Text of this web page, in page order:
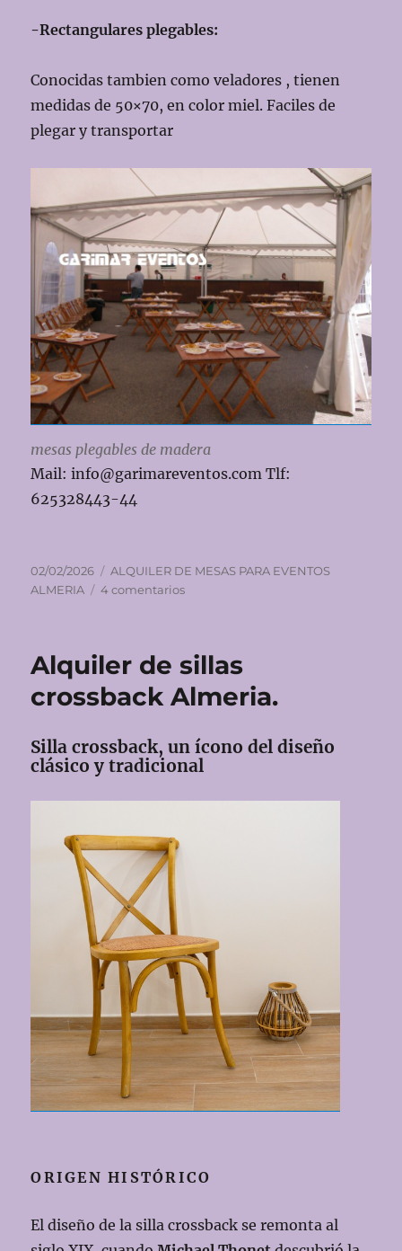
-Rectangulares plegables:
Conocidas tambien como veladores , tienen
medidas de 50×70, en color miel. Faciles de
plegar y transportar
mesas plegables de madera
Mail: info@garimareventos.com Tlf:
625328443-44
Publicado
el
02/02/2026 Categorías
ALQUILER DE MESAS PARA EVENTOS
ALMERIA
4 comentariosen
para
eventos
en
Alquiler de sillas
crossback Almeria.
Silla crossback, un ícono del diseño
clásico y tradicional
ORIGEN HISTÓRICO
El diseño de la silla crossback se remonta al